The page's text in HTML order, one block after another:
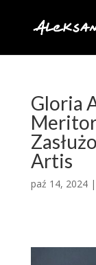
Gloria
Artis
paź 14, 2024|